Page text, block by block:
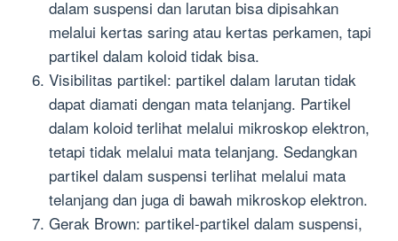
dalam suspensi dan larutan bisa dipisahkan
melalui kertas saring atau kertas perkamen, tapi
partikel dalam koloid tidak bisa.
Visibilitas partikel: partikel dalam larutan tidak
dapat diamati dengan mata telanjang. Partikel
dalam koloid terlihat melalui mikroskop elektron,
tetapi tidak melalui mata telanjang. Sedangkan
partikel dalam suspensi terlihat melalui mata
telanjang dan juga di bawah mikroskop elektron.
Gerak Brown: partikel-partikel dalam suspensi,